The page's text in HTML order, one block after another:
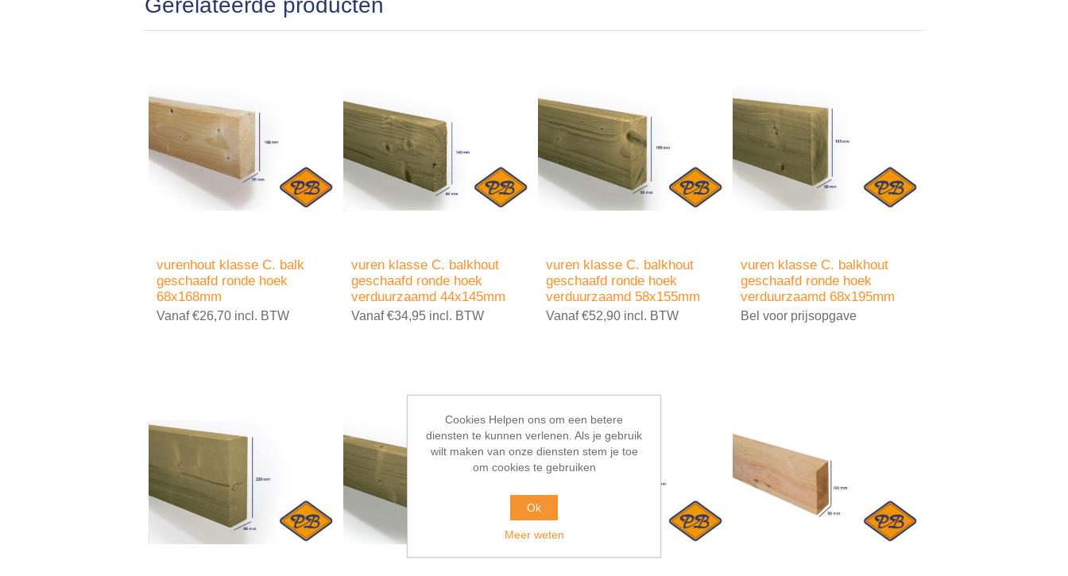
Gerelateerde producten
vurenhout klasse C. balk
geschaafd ronde hoek
68x168mm
Vanaf €26,70 incl. BTW
vuren klasse C. balkhout
geschaafd ronde hoek
verduurzaamd 44x145mm
Vanaf €34,95 incl. BTW
vuren klasse C. balkhout
geschaafd ronde hoek
verduurzaamd 58x155mm
Vanaf €52,90 incl. BTW
vuren klasse C. balkhout
geschaafd ronde hoek
verduurzaamd 68x195mm
Bel voor prijsopgave
Cookies Helpen ons om een betere
diensten te kunnen verlenen. Als je gebruik
wilt maken van onze diensten stem je toe
om cookies te gebruiken
Ok
Meer weten